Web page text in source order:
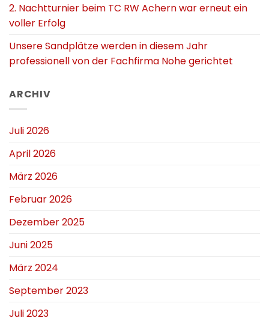
2. Nachtturnier beim TC RW Achern war erneut ein
voller Erfolg
Unsere Sandplätze werden in diesem Jahr
professionell von der Fachfirma Nohe gerichtet
ARCHIV
Juli 2026
April 2026
März 2026
Februar 2026
Dezember 2025
Juni 2025
März 2024
September 2023
Juli 2023